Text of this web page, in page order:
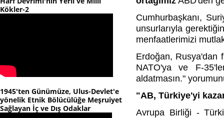
Kökler-2
1945'ten Günümüze, Ulus-Devlet'e
yönelik Etnik Bölücülüğe Meşruiyet
Sağlayan İç ve Dış Odaklar
Cumhurbaşkanı,
unsurlarıyla
menfaatlerimizi
Erdoğan, Rusya'dan
NATO'ya ve F-
aldatmasın."
"AB, Türkiye'yi
Avrupa Birliği -